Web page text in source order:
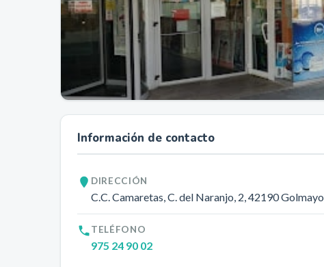
Información de contacto
DIRECCIÓN
C.C. Camaretas, C. del Naranjo, 2, 42190Golmayo
TELÉFONO
975 24 90 02